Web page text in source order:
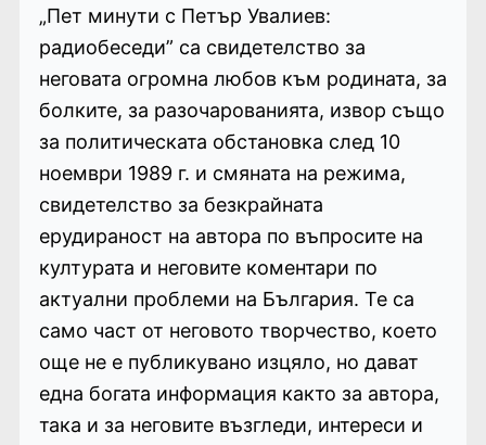
„Пет минути с Петър Увалиев:
радиобеседи” са свидетелство за
неговата огромна любов към родината, за
болките, за разочарованията, извор също
за политическата обстановка след 10
ноември 1989 г. и смяната на режима,
свидетелство за безкрайната
ерудираност на автора по въпросите на
културата и неговите коментари по
актуални проблеми на България. Те са
само част от неговото творчество, което
още не е публикувано изцяло, но дават
една богата информация както за автора,
така и за неговите възгледи, интереси и